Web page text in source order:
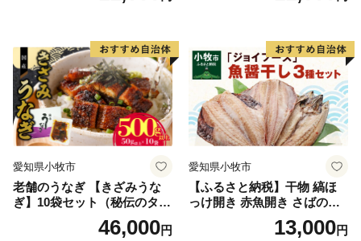
愛知県小牧市
老舗のうなぎ 【きざみうな
ぎ】10袋セット（秘伝のタレ
46,000円
愛知県小牧市
【ふるさと納税】干物 縞ほ
っけ開き 赤魚開き さばの開
き 魚醤干し 3種 セット 詰め
合わせ 魚 おかず 肉厚 おいし
13,000円